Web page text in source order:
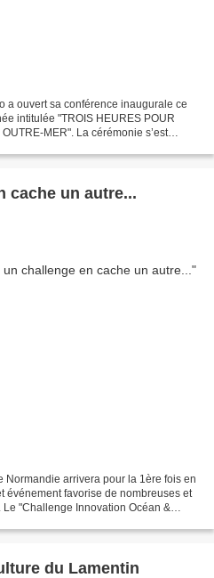
a ouvert sa conférence inaugurale ce
intitulée "TROIS HEURES POUR
MER". La cérémonie s’est
cache un autre...
Normandie arrivera pour la 1ère fois en
événement favorise de nombreuses et
"Challenge Innovation Océan &
du Lamentin